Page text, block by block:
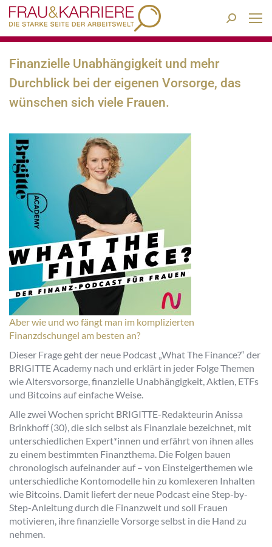
Search:
Finanzielle Unabhängigkeit und mehr
Durchblick bei der eigenen Vorsorge, das
wünschen sich viele Frauen.
Aber wie und wo fängt man im komplizierten
Finanzdschungel am besten an?
Dieser Frage geht der neue Podcast „What The Finance?“ der
BRIGITTE Academy nach und erklärt in jeder Folge Themen
wie Altersvorsorge, finanzielle Unabhängigkeit, Aktien, ETFs
und Bitcoins auf einfache Weise.
Alle zwei Wochen spricht BRIGITTE-Redakteurin Anissa
Brinkhoff (30), die sich selbst als Finanzlaie bezeichnet, mit
unterschiedlichen Expert*innen und erfährt von ihnen alles
zu einem bestimmten Finanzthema. Die Folgen bauen
chronologisch aufeinander auf – von Einsteigerthemen wie
unterschiedliche Kontomodelle hin zu komlexeren Inhalten
wie Bitcoins. Damit liefert der neue Podcast eine Step-by-
Step-Anleitung durch die Finanzwelt und soll Frauen
motivieren, ihre finanzielle Vorsorge selbst in die Hand zu
nehmen.